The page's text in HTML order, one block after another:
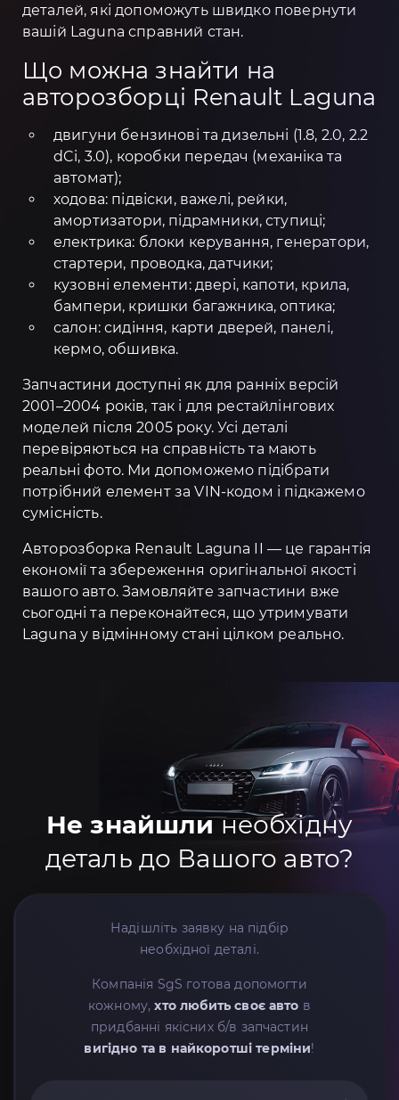
деталей, які допоможуть швидко повернути
вашій Laguna справний стан.
Що можна знайти на
авторозборці Renault Laguna
двигуни бензинові та дизельні (1.8, 2.0, 2.2
dCi, 3.0), коробки передач (механіка та
автомат);
ходова: підвіски, важелі, рейки,
амортизатори, підрамники, ступиці;
електрика: блоки керування, генератори,
стартери, проводка, датчики;
кузовні елементи: двері, капоти, крила,
бампери, кришки багажника, оптика;
салон: сидіння, карти дверей, панелі,
кермо, обшивка.
Запчастини доступні як для ранніх версій
2001–2004 років, так і для рестайлінгових
моделей після 2005 року. Усі деталі
перевіряються на справність та мають
реальні фото. Ми допоможемо підібрати
потрібний елемент за VIN-кодом і підкажемо
сумісність.
Авторозборка Renault Laguna II — це гарантія
економії та збереження оригінальної якості
вашого авто. Замовляйте запчастини вже
сьогодні та переконайтеся, що утримувати
Lagunа у відмінному стані цілком реально.
Не знайшлинеобхідну
деталь до Вашого авто?
Надішліть заявку на підбір
необхідної деталі.
Компанія SgS готова допомогти
кожному,хто любить своє авто в
придбанні якісних б/в запчастин
вигідно та в найкоротші терміни!